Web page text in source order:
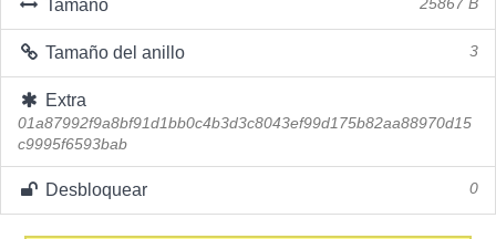
Tamaño 25867 B
Tamaño del anillo 3
Extra
01a87992f9a8bf91d1bb0c4b3d3c8043ef99d175b82aa88970d15
c9995f6593bab
Desbloquear 0